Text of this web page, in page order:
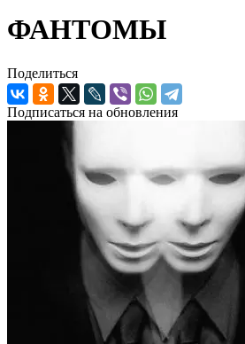
ФАНТОМЫ
Поделиться
Подписаться на обновления